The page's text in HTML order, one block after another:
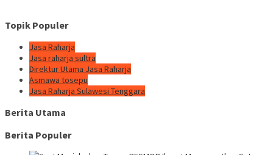
Topik Populer
Jasa Raharja
Jasa raharja sultra
Direktur Utama Jasa Raharja
Asmawa tosepu
Jasa Raharja Sulawesi Tenggara
Berita Utama
Berita Populer